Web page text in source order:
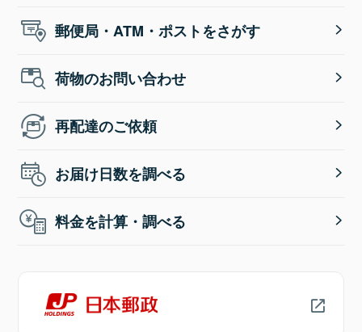
郵便局・ATM・ポストをさがす
荷物のお問い合わせ
再配達のご依頼
お届け日数を調べる
料金を計算・調べる